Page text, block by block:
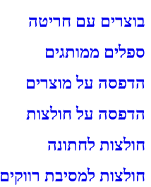
בוצרים עם חריטה
ספלים ממותגים
הדפסה על מוצרים
הדפסה על חולצות
חולצות לחתונה
חולצות למסיבת רווקים